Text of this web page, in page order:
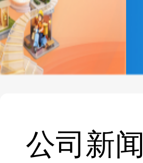
公司新闻